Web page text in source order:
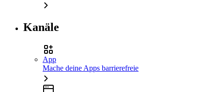
Kanäle
App
Mache deine Apps barrierefreie